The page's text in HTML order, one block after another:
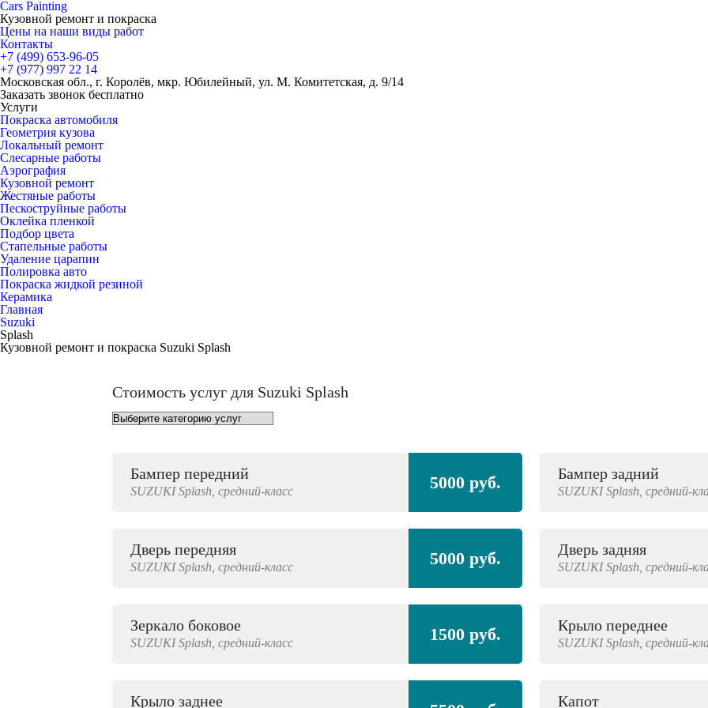
Cars Painting
Кузовной ремонт и покраска
Цены на наши виды работ
Контакты
+7 (499) 653-96-05
+7 (977) 997 22 14
Московская обл., г. Королёв, мкр. Юбилейный, ул. М. Комитетская, д. 9/14
Заказать звонок бесплатно
Услуги
Покраска автомобиля
Геометрия кузова
Локальный ремонт
Слесарные работы
Аэрография
Кузовной ремонт
Жестяные работы
Пескоструйные работы
Оклейка пленкой
Подбор цвета
Стапельные работы
Удаление царапин
Полировка авто
Покраска жидкой резиной
Керамика
Главная
Suzuki
Splash
Кузовной ремонт и покраска Suzuki Splash
Стоимость услуг для Suzuki Splash
Бампер передний
SUZUKISplash, средний-класс 5000 руб. Бампер задний
SUZUKISplash, средний-
Дверь передняя
SUZUKISplash, средний-класс 5000 руб. Дверь задняя
SUZUKISplash, средний-
Зеркало боковое
SUZUKISplash, средний-класс 1500 руб. Крыло переднее
SUZUKISplash, средний-
Крыло заднее Капот